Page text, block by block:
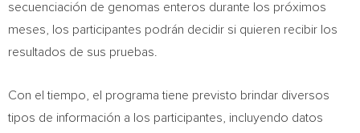
secuenciación de genomas enteros durante los próximos
meses, los participantes podrán decidir si quieren recibir los
resultados de sus pruebas.
Con el tiempo, el programa tiene previsto brindar diversos
tipos de información a los participantes, incluyendo datos